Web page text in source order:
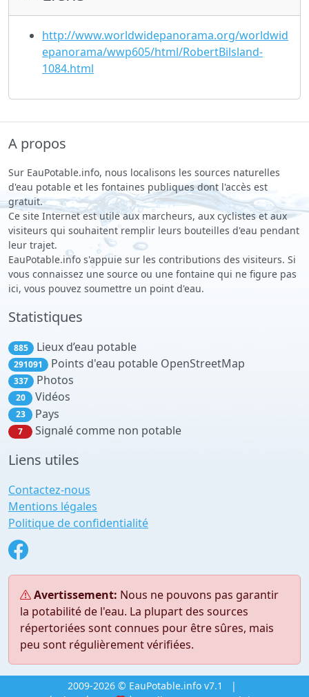
http://www.worldwidepanorama.org/worldwid
epanorama/wwp605/html/RobertBilsland-
1084.html
A propos
Sur EauPotable.info, nous localisons les sources naturelles
d'eau potable et les fontaines publiques dont l'accès est
gratuit.
Ce site Internet est utile aux marcheurs, aux cyclistes et aux
visiteurs qui souhaitent remplir leurs bouteilles d'eau pendant
leur trajet.
EauPotable.info s'appuie sur les contributions des visiteurs. Si
vous connaissez une source ou une fontaine qui ne figure pas
ici, vous pouvez soumettre un point d'eau.
Statistiques
885 Lieux d’eau potable
291091 Points d'eau potable OpenStreetMap
337 Photos
20 Vidéos
23 Pays
7 Signalé comme non potable
Liens utiles
Contactez-nous
Mentions légales
Politique de confidentialité
Avertissement: Nous ne pouvons pas garantir
la potabilité de l'eau. La plupart des sources
répertoriées sont connues pour être sûres, mais
peu sont régulièrement vérifiées.
2009-2026 © EauPotable.info v7.1
|